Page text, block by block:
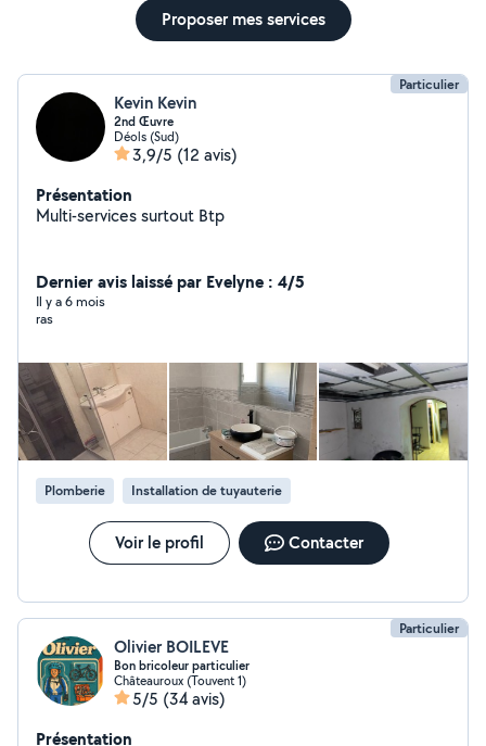
Proposer mes services
Particulier
Kevin Kevin
2nd Œuvre
Déols (Sud)
3,9/5 (12 avis)
Présentation
Multi-services surtout Btp
Dernier avis laissé par Evelyne : 4/5
Il y a 6 mois
ras
Plomberie Installation de tuyauterie
Voir le profil Contacter
Particulier
Olivier BOILEVE
Bon bricoleur particulier
Châteauroux (Touvent 1)
5/5 (34 avis)
Présentation